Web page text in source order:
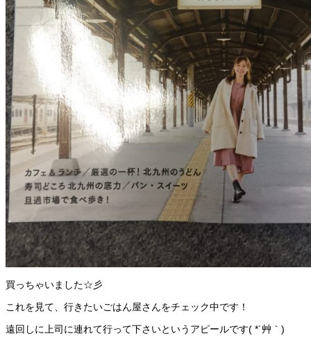
買っちゃいました☆彡
これを見て、行きたいごはん屋さんをチェック中です！
遠回しに上司に連れて行って下さいというアピールです( *´艸｀)